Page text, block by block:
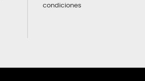
condiciones